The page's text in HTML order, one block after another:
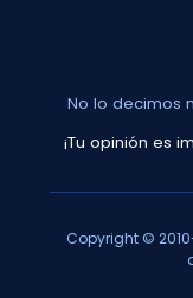
No lo decimos
¡Tu opinión es
Copyright ©